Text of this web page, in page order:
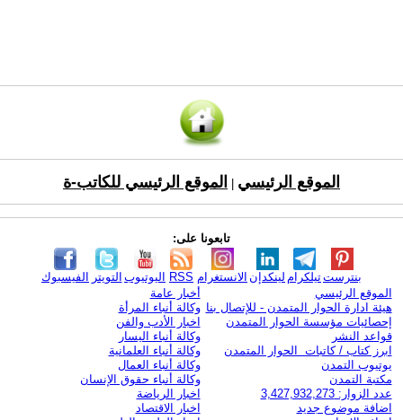
الموقع الرئيسي الموقع الرئيسي للكاتب-ة
تابعونا على:
الفيسبوك التويتر اليوتيوب RSS الانستغرام لينكدإن تيلكرامبنترست
الموقع الرئيسي
هيئة ادارة الحوار المتمدن - للإتصال بنا
إحصائيات مؤسسة الحوار المتمدن
قواعد النشر
ابرز كتاب / كاتبات الحوار المتمدن
يوتيوب التمدن
مكتبة التمدن
عدد الزوار: 3,427,932,273
اضافة موضوع جديد
أخبار عامة
وكالة أنباء المرأة
اخبار الأدب والفن
وكالة أنباء اليسار
وكالة أنباء العلمانية
وكالة أنباء العمال
وكالة أنباء حقوق الإنسان
اخبار الرياضة
اخبار الاقتصاد